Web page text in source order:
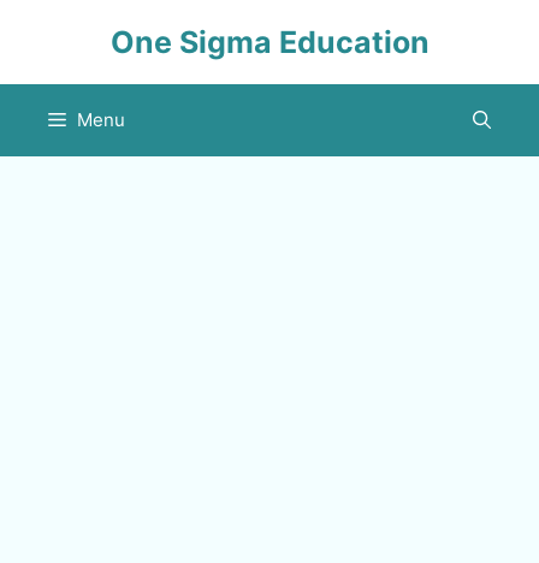
One Sigma Education
Menu